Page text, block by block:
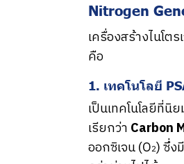
Nitrogen
เครื่องสร้างไนโต
คือ
1. เทคโนโลยี
เป็นเทคโนโลยีที่
เรียกว่า Carbon
ออกซิเจน (O2) ซึ่ง